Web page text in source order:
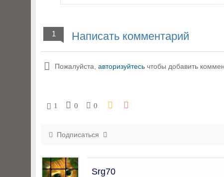
1 Написать комментарий
Пожалуйста, авторизуйтесь чтобы добавить
1 0 0
Подписаться
Srg70